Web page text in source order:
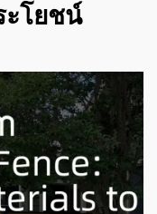
ะโยชน์